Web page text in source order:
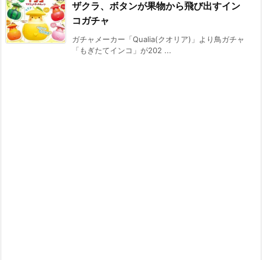
ザクラ、ボタンが果物から飛び出すイン
コガチャ
ガチャメーカー「Qualia(クオリア)」より鳥ガチャ
「もぎたてインコ」が202 ...